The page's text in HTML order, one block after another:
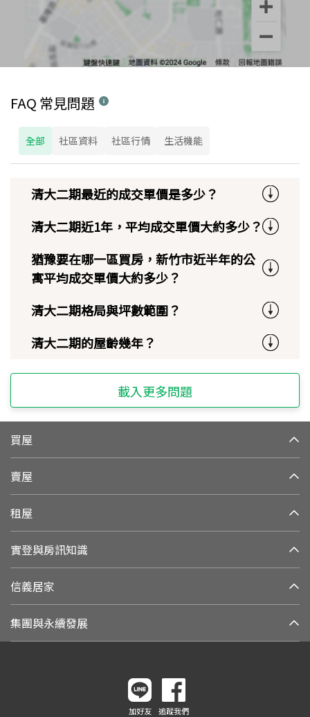
FAQ 常見問題
全部 社區資料 社區行情 生活機能
清大二期最近的成交單價是多少？
清大二期近1年，平均成交單價大約多少？
猶豫要在哪一區買房，新竹市近半年的公
寓平均成交單價大約多少？
清大二期格局與坪數範圍？
清大二期的屋齡幾年？
載入更多問題
買屋
賣屋
租屋
實登與房訊知識
信義居家
集團與永續發展
加好友 追蹤我們